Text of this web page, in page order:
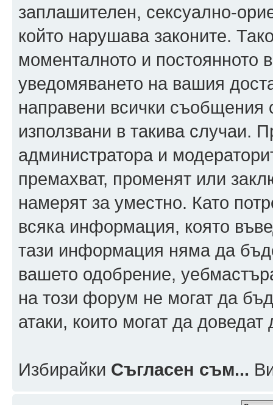
заплашителен, сексуално-
който нарушава законите.
моменталното и постоянното
уведомяването на вашия
направени всички съобщения
използвани в такива случаи.
администратора и
премахват, променят или
намерят за уместно. Като
всяка информация, която
тази информация няма да
вашето одобрение,
на този форум не могат да
атаки, които могат да
Избирайки Съгласен съм...